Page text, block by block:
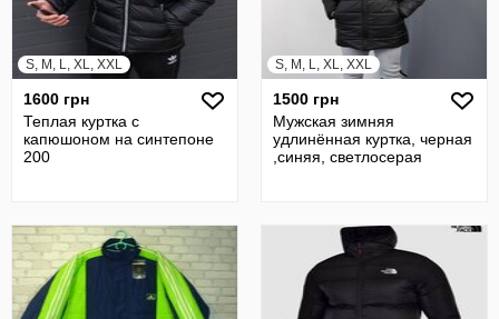
S, M, L, XL, XXL
1600 грн
Теплая куртка с
капюшоном на синтепоне
200
S, M, L, XL, XXL
1500 грн
Мужская зимняя
удлинённая куртка, черная
,синяя, светлосерая